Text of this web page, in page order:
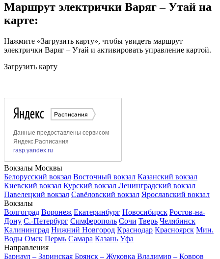
Маршрут электрички Варяг – Утай на
карте:
Нажмите «Загрузить карту», чтобы увидеть маршрут
электрички Варяг – Утай и активировать управление картой.
Загрузить карту
Вокзалы Москвы
Белорусский вокзал Восточный вокзал Казанский вокзал
Киевский вокзал Курский вокзал Ленинградский вокзал
Павелецкий вокзал Савёловский вокзал Ярославский вокзал
Вокзалы
Волгоград Воронеж Екатеринбург Новосибирск Ростов-на-
Дону С.-Петербург Симферополь Сочи Тверь Челябинск
Калининград Нижний Новгород Краснодар Красноярск Мин.
Воды Омск Пермь Самара Казань Уфа
Направления
Барнаул – Заринская Брянск – Жуковка Владимир – Ковров